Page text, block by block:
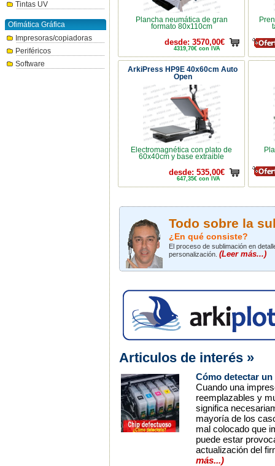
Tintas UV
Ofimática Gráfica
Impresoras/copiadoras
Periféricos
Software
Plancha neumática de gran
formato 80x110cm
desde: 3570,00€
4319,70€ con IVA
ArkiPress HP9E 40x60cm Auto
Open
Electromagnética con plato de
60x40cm y base extraible
desde: 535,00€
647,35€ con IVA
Todo sobre la
¿En qué consiste?
El proceso de sublimación en
personalización. (Leer más...)
Articulos de interés »
Cómo detectar
Cuando una
reemplazables y
significa
mayoría de los
mal colocado que
puede estar
actualización del
más...)